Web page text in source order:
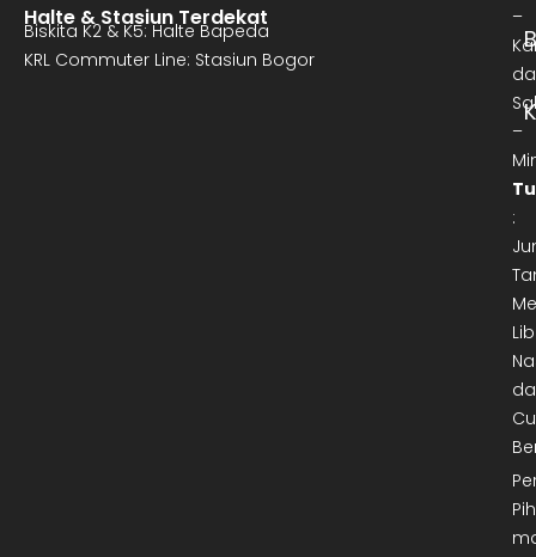
Halte & Stasiun Terdekat
Biskita K2 & K5: Halte Bapeda
KRL Commuter Line: Stasiun Bogor
–
–
: